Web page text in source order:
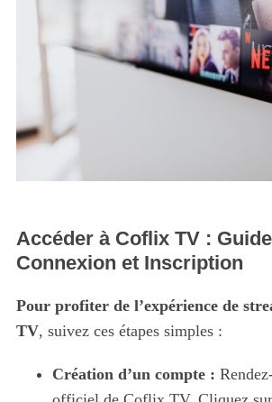
Accéder à Coflix TV :
Connexion et Inscription
Pour profiter de l’expérience de
TV, suivez ces étapes simples :
Création d’un compte :